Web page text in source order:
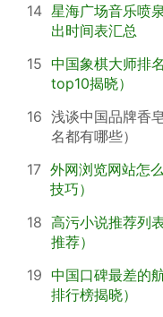
14 星海广场音乐喷
出时间表汇总
15 中国象棋大师排
top10揭晓）
16 浅谈中国品牌香
名都有哪些）
17 外网浏览网站怎
技巧）
18 高污小说推荐列
推荐）
19 中国口碑最差的
排行榜揭晓）